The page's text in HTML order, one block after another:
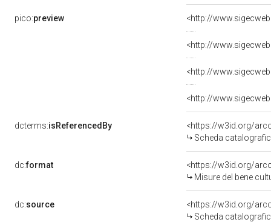
pico:preview
dcterms:isReferencedBy
<https://w3id.org/
Scheda
dc:format
<https://w3id.org/
Misure del bene
dc:source
<https://w3id.org/
Scheda